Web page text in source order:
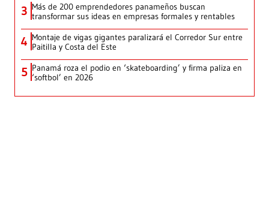
3 Más de 200 emprendedores panameños buscan
transformar sus ideas en empresas formales y rentables
4 Montaje de vigas gigantes paralizará el Corredor Sur entre
Paitilla y Costa del Este
5 Panamá roza el podio en ‘skateboarding’ y firma paliza en
‘softbol’ en 2026